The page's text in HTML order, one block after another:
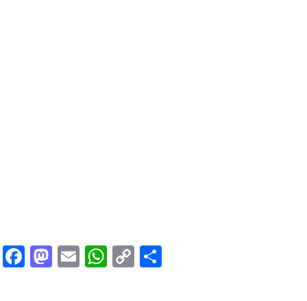
Facebook
Mastodon
EmailWhatsApp
Copy
Link